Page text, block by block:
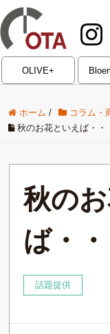
OLIVE+
ホーム / コラム・
秋のお花といえば・・
秋の
ば・・
話題提供